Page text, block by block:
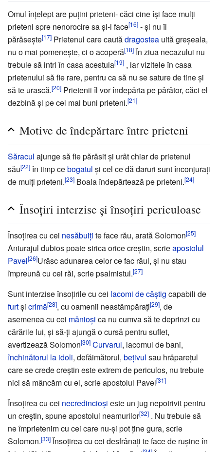
Omul înţelept are puţini prieteni- căci cine îşi face mulţi
prieteni spre nenorocire sa şi-i face[16] - şi nu îi
părăseşte[17] Prietenul care cautădragostea uită greşeala,
nu o mai pomeneşte, ci o acoperă[18] În ziua necazului nu
trebuie să intri în casa acestuia[19] , iar vizitele în casa
prietenului să fie rare, pentru ca să nu se sature de tine şi
să te urască.[20] Prietenii îl vor îndepărta pe pârâtor, căci el
dezbină şi pe cei mai buni prieteni.[21]
Motive de îndepărtare între prieteni
Săracul ajunge să fie părăsit şi urât chiar de prietenul
său[22] în timp cebogatul şi cel ce dă daruri sunt înconjuraţi
de mulţi prieteni.[23] Boala îndepărtează pe prieteni.[24]
Însoţiri interzise şi însoţiri periculoase
Însoţirea cu cei nesăbuiţi te face rău, arată Solomon[25]
Anturajul dubios poate strica orice creştin, scrieapostolul
Pavel[26]Urăsc adunarea celor ce fac răul, şi nu stau
împreună cu cei răi, scrie psalmistul.[27]
Sunt interzise însoţirile cu cei lacomi de câştig capabili de
furtşi crimă[28], cu oamenii neastâmpăraţi[29], de
asemenea cu cei mânioşi ca nu cumva să te deprinzi cu
cărările lui, şi să-ţi ajungă o cursă pentru suflet,
avertizează Solomon[30] Curvarul, lacomul de bani,
închinătorul la idoli, defăimătorul, beţivul sau hrăpareţul
care se crede creştin este extrem de periculos, nu trebuie
nici să mâncăm cu el, scrie apostolul Pavel[31]
Însoţirea cu cei necredincioşi este un jug nepotrivit pentru
un creştin, spune apostolul neamurilor[32] . Nu trebuie să
ne împrietenim cu cei care nu-şi pot ţine gura, scrie
Solomon.[33] Însoţirea cu cei desfrânaţi te face de ruşine în